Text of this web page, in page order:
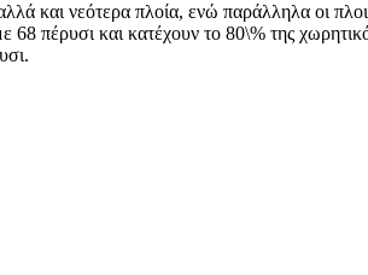
και νεότερα πλοία, ενώ παράλληλα οι
πέρυσι και κατέχουν το 80\% της